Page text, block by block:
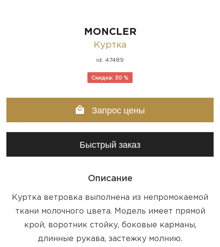
MONCLER
Куртка
id: 47489
Скидка: 30 %
Запрос цены
Быстрый заказ
Описание
Куртка ветровка выполнена из непромокаемой
ткани молочного цвета. Модель имеет прямой
крой, воротник стойку, боковые карманы,
длинные рукава, застежку молнию.